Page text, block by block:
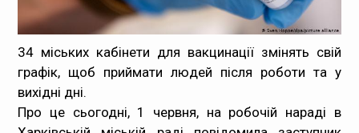
Документи
Контакти
34 міських кабінети для вакцинації змінять свій
графік, щоб приймати людей після роботи та у
вихідні дні.
Про це сьогодні, 1 червня, на робочій нараді в